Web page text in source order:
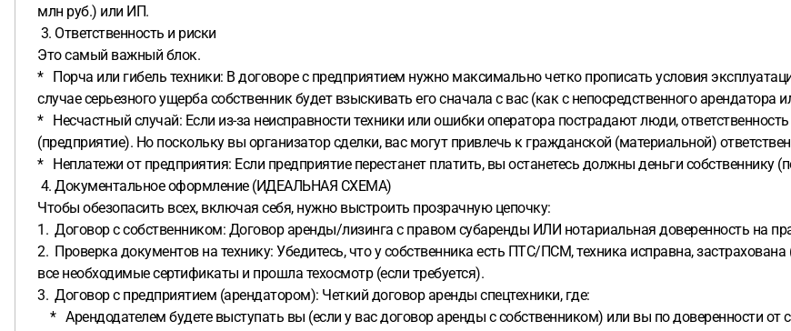
млн руб.) или ИП.
3. Ответственность и риски
Это самый важный блок.
* Порча или гибель техники: В договоре с предприятием нужно максимально четко прописать условия
случае серьезного ущерба собственник будет взыскивать его сначала с вас (как с непосредственного
* Несчастный случай: Если из-за неисправности техники или ошибки оператора пострадают люди,
(предприятие). Но поскольку вы организатор сделки, вас могут привлечь к гражданской (материальной)
* Неплатежи от предприятия: Если предприятие перестанет платить, вы останетесь должны деньги собственнику
4. Документальное оформление (ИДЕАЛЬНАЯ СХЕМА)
Чтобы обезопасить всех, включая себя, нужно выстроить прозрачную цепочку:
1. Договор с собственником: Договор аренды/лизинга с правом субаренды ИЛИ нотариальная доверенность на
2. Проверка документов на технику: Убедитесь, что у собственника есть ПТС/ПСМ, техника исправна,
все необходимые сертификаты и прошла техосмотр (если требуется).
3. Договор с предприятием (арендатором): Четкий договор аренды спецтехники, где:
* Арендодателем будете выступать вы (если у вас договор аренды с собственником) или вы по доверенности от